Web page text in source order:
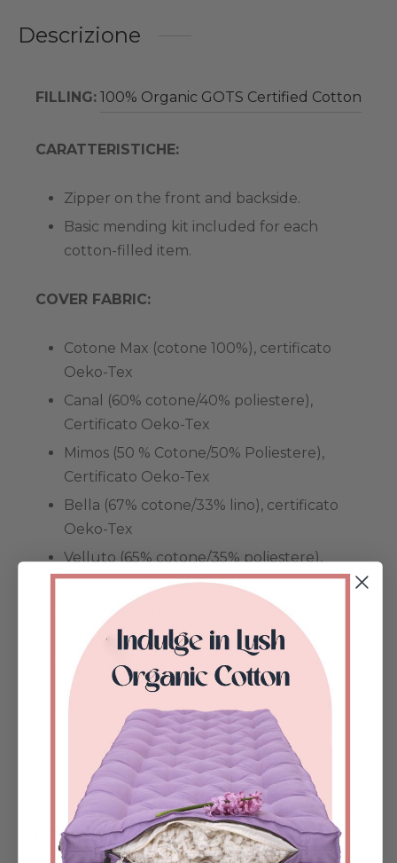
Descrizione
FILLING: 100% Organic GOTS Certified Cotton
CARATTERISTICHE:
Zipper on the front and backside.
Basic mending kit included for each
cotton-filled item.
COVER FABRIC:
Cotone Max (cotone 100%), certificato
Oeko-Tex
Canal (60% cotone/40% poliestere),
Certificato Oeko-Tex
Mimos (50 % Cotone/50% Poliestere),
Certificato Oeko-Tex
Bella (67% cotone/33% lino), certificato
Oeko-Tex
Velluto (65% cotone/35% poliestere),
certificato Oeko-Tex
Tessuto idrorepellente/macchia (cotone
60%/poliestere 60%)
Dyed Linen (100% Linen), Oeko-tex
Certified
100% Organic Cotton, heavyweight,
unbleached (GOTS certified)
ISTRUZIONI PER LA CURA